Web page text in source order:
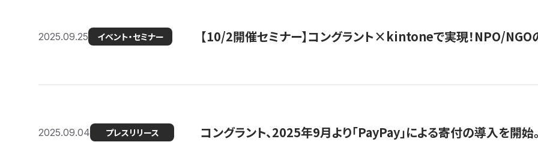
2025.09.25 イベント・セミナー 【10/2開催セミナー】コングラント×kintoneで実現！NPO/NGO
2025.09.04 プレスリリース コングラント、2025年9月より「PayPay」による寄付の導入を開始